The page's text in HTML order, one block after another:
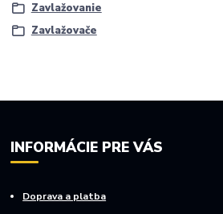
Zavlažovanie
Zavlažovače
INFORMÁCIE PRE VÁS
Doprava a platba